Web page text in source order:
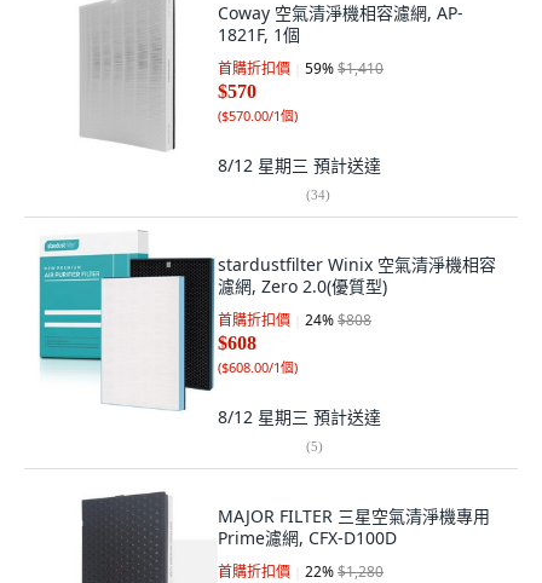
Coway 空氣清淨機相容濾網, AP-
1821F, 1個
首購折扣價 59%$1,410
$570
($570.00/1個)
8/12 星期三 預計送達
(34)
stardustfilter Winix 空氣清淨機相容
濾網, Zero 2.0(優質型)
首購折扣價 24%$808
$608
($608.00/1個)
8/12 星期三 預計送達
(5)
MAJOR FILTER 三星空氣清淨機專用
Prime濾網, CFX-D100D
首購折扣價 22%$1,280